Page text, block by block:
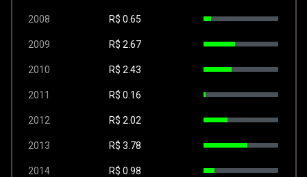
2008 R$ 0.65
2009 R$ 2.67
2010 R$ 2.43
2011 R$ 0.16
2012 R$ 2.02
2013 R$ 3.78
2014 R$ 0.98